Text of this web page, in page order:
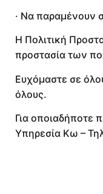
· Να παραμένουν
Η Πολιτική
προστασία των
Ευχόμαστε σε
όλους.
Για οποιαδήποτε
Υπηρεσία Κω –